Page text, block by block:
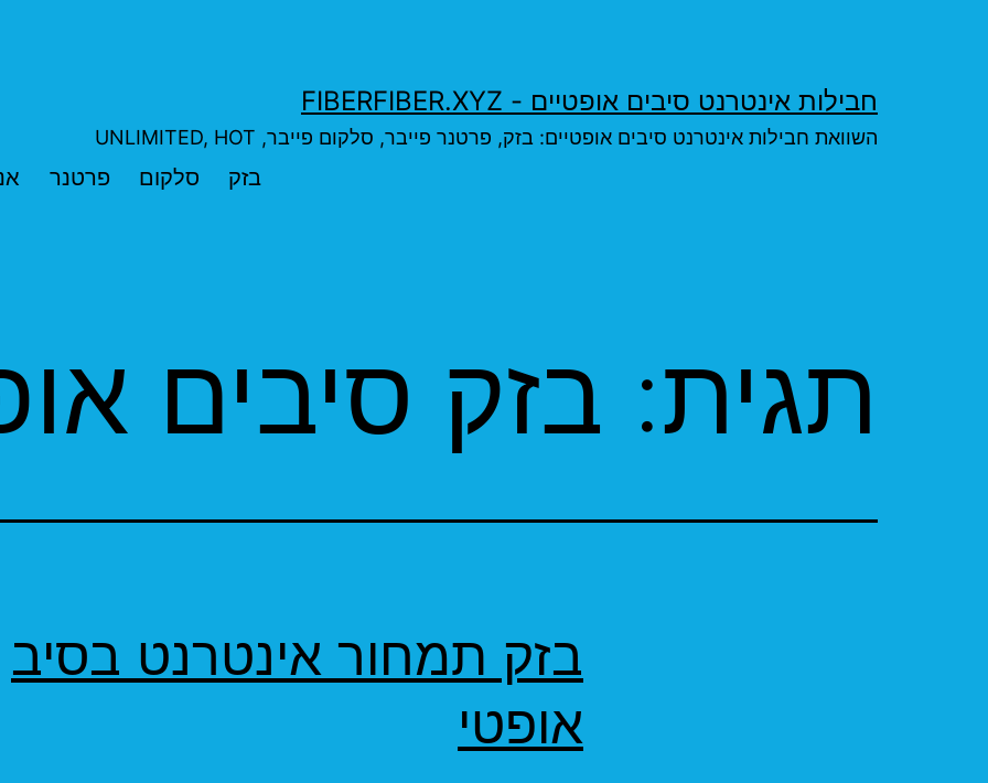
חבילות אינטרנט סיבים אופטיים - FIBERFIBER.XYZ
השוואת חבילות אינטרנט סיבים אופטיים: בזק, פרטנר פייבר, סלקום פייבר, UNLIMITED, HOT
בזק סלקום פרטנר
תגית: בזק סיבים
בזק תמחור אינטרנט בסיב
אופטי